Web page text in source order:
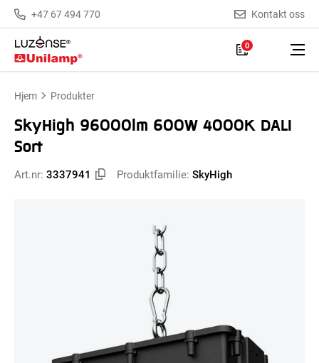
+47 67 494 770 Kontakt oss
0
Hjem Produkter
SkyHigh 96000lm 600W 4000K DALI
Sort
Art.nr: 3337941 Produktfamilie: SkyHigh